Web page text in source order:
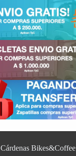
Cárdenas Bikes&Coffee